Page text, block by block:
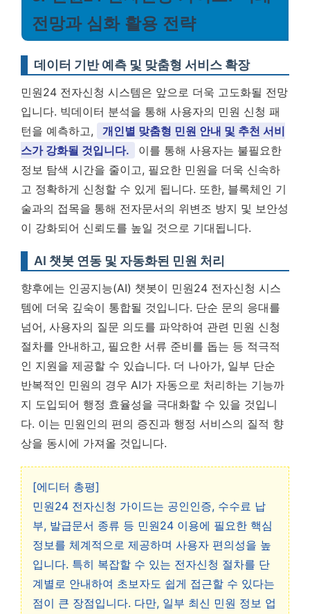
전망과 심화 활용 전략
데이터 기반 예측 및 맞춤형 서비스 확장
민원24 전자신청 시스템은 앞으로 더욱 고도화될 전망
입니다. 빅데이터 분석을 통해 사용자의 민원 신청 패
턴을 예측하고,
개인별 맞춤형 민원 안내 및 추천 서비
스가 강화될 것입니다.
이를 통해 사용자는 불필요한
정보 탐색 시간을 줄이고, 필요한 민원을 더욱 신속하
고 정확하게 신청할 수 있게 됩니다. 또한, 블록체인 기
술과의 접목을 통해 전자문서의 위변조 방지 및 보안성
이 강화되어 신뢰도를 높일 것으로 기대됩니다.
AI 챗봇 연동 및 자동화된 민원 처리
향후에는 인공지능(AI) 챗봇이 민원24 전자신청 시스
템에 더욱 깊숙이 통합될 것입니다. 단순 문의 응대를
넘어, 사용자의 질문 의도를 파악하여 관련 민원 신청
절차를 안내하고, 필요한 서류 준비를 돕는 등 적극적
인 지원을 제공할 수 있습니다. 더 나아가, 일부 단순
반복적인 민원의 경우 AI가 자동으로 처리하는 기능까
지 도입되어 행정 효율성을 극대화할 수 있을 것입니
다. 이는 민원인의 편의 증진과 행정 서비스의 질적 향
상을 동시에 가져올 것입니다.
[에디터 총평]
민원24 전자신청 가이드는 공인인증, 수수료 납
부, 발급문서 종류 등 민원24 이용에 필요한 핵심
정보를 체계적으로 제공하며 사용자 편의성을 높
입니다. 특히 복잡할 수 있는 전자신청 절차를 단
계별로 안내하여 초보자도 쉽게 접근할 수 있다는
점이 큰 장점입니다. 다만, 일부 최신 민원 정보 업